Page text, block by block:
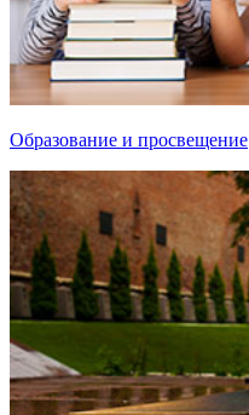
Образование и просвещение